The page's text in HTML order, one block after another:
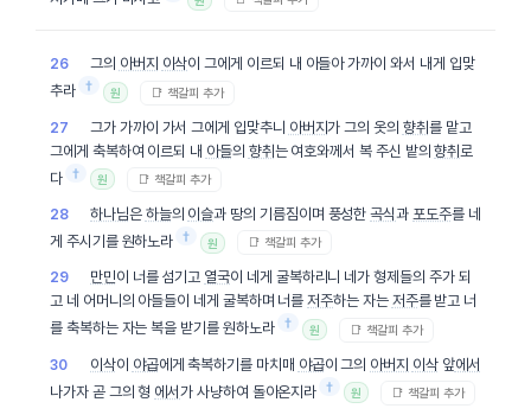
26 그의 아버지 이삭이 그에게 이르되 내 아들아 가까이 와서 내게 입맞
추라 † 원 📑 책갈피 추가
27 그가 가까이 가서 그에게 입맞추니 아버지가 그의 옷의 향취를 맡고
그에게 축복하여 이르되 내 아들의 향취는 여호와께서 복 주신 밭의향취 로
다 † 원 📑 책갈피 추가
28 하나님은 하늘의 이슬과 땅의 기름짐이며 풍성한곡식과 포도주를 네
게 주시기를 원하노라 † 원 📑 책갈피 추가
29 만민이 너를 섬기고 열국이 네게 굴복하리니 네가 형제들의 주가 되
고 네 어머니의 아들들이 네게 굴복하며 너를저주하는 자는 저주를 받고 너
를 축복하는 자는 복을 받기를 원하노라 † 원 📑 책갈피 추가
30 이삭이 야곱에게 축복하기를 마치매 야곱이 그의 아버지 이삭앞에서
나가자 곧 그의 형 에서가 사냥하여 돌아온지라 † 원 📑 책갈피 추가